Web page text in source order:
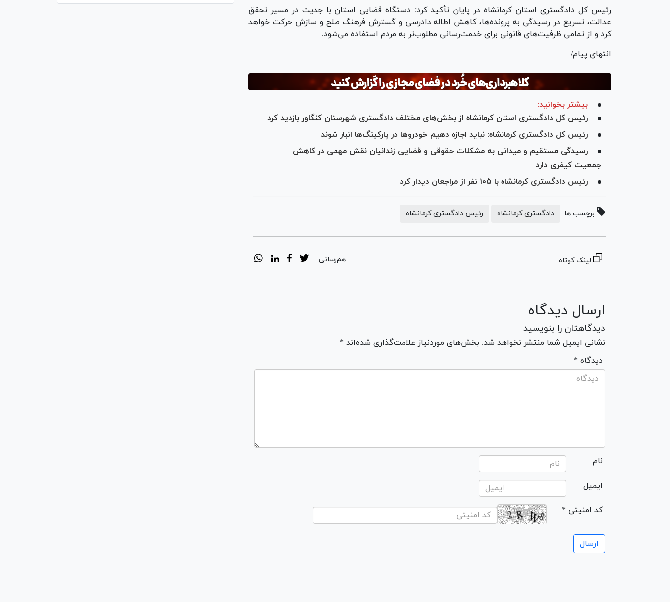
رئیس کل دادگستری استان کرمانشاه در پایان تأکید کرد: دستگاه قضایی استان با جدیت در مسیر تحقق
عدالت، تسریع در رسیدگی به پرونده‌ها، کاهش اطاله دادرسی و گسترش فرهنگ صلح و سازش حرکت خواهد
کرد و از تمامی ظرفیت‌های قانونی برای خدمت‌رسانی مطلوب‌تر به مردم استفاده می‌شود.
انتهای پیام/
بیشتر بخوانید:
رئیس کل دادگستری استان کرمانشاه از بخش‌های مختلف دادگستری شهرستان کنگاور بازدید کرد
رئیس کل دادگستری کرمانشاه: نباید اجازه دهیم خودرو‌ها در پارکینگ‌ها انبار شوند
رسیدگی مستقیم و میدانی به مشکلات حقوقی و قضایی زندانیان نقش مهمی در کاهش
جمعیت کیفری دارد
رئیس دادگستری کرمانشاه با ۱۰۵ نفر از مراجعان دیدار کرد
برچسب ها: دادگستری کرمانشاه رئیس دادگستری کرمانشاه
لینک کوتاه هم‌رسانی:
ارسال دیدگاه
دیدگاهتان را بنویسید
نشانی ایمیل شما منتشر نخواهد شد. بخش‌های موردنیاز علامت‌گذاری شده‌اند *
* دیدگاه
نام
ایمیل
* کد امنیتی